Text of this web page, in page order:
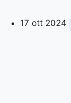
17 ott 2024